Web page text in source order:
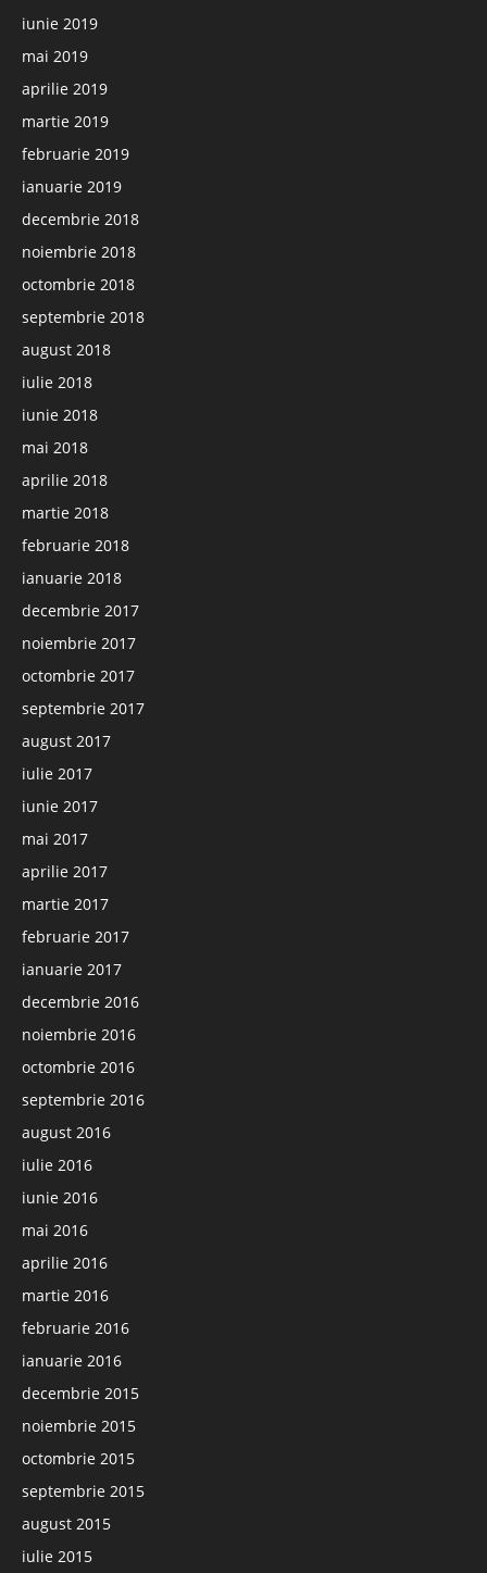
iunie 2019
mai 2019
aprilie 2019
martie 2019
februarie 2019
ianuarie 2019
decembrie 2018
noiembrie 2018
octombrie 2018
septembrie 2018
august 2018
iulie 2018
iunie 2018
mai 2018
aprilie 2018
martie 2018
februarie 2018
ianuarie 2018
decembrie 2017
noiembrie 2017
octombrie 2017
septembrie 2017
august 2017
iulie 2017
iunie 2017
mai 2017
aprilie 2017
martie 2017
februarie 2017
ianuarie 2017
decembrie 2016
noiembrie 2016
octombrie 2016
septembrie 2016
august 2016
iulie 2016
iunie 2016
mai 2016
aprilie 2016
martie 2016
februarie 2016
ianuarie 2016
decembrie 2015
noiembrie 2015
octombrie 2015
septembrie 2015
august 2015
iulie 2015